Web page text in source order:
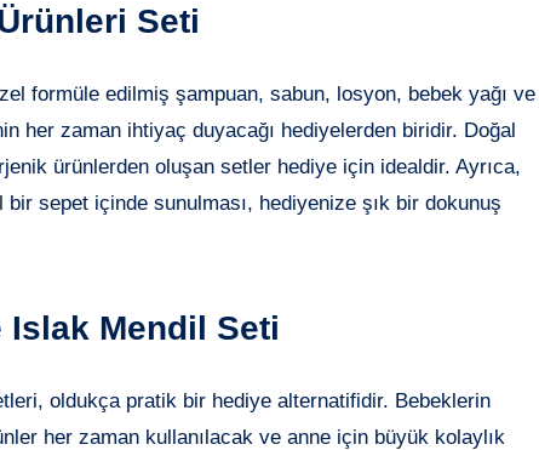
Seti
formüle edilmiş şampuan, sabun, losyon, bebek yağı ve
her zaman ihtiyaç duyacağı hediyelerden biridir. Doğal
ürünlerden oluşan setler hediye için idealdir. Ayrıca,
bir sepet içinde sunulması, hediyenize şık bir dokunuş
Islak Mendil Seti
oldukça pratik bir hediye alternatifidir. Bebeklerin
her zaman kullanılacak ve anne için büyük kolaylık